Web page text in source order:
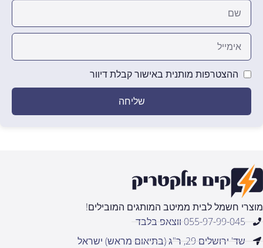
ההצטרפות מותנית באישור קבלת דיוור
שליחה
מוצרי חשמל לבית ממיטב המותגים המובילים!
055-97-99-045 ווצאפ בלבד
שד' ירושלים 29, ר"ג (בתיאום מראש) ישראל